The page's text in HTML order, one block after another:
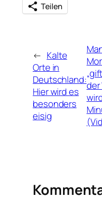
Teilen
← Kalte
Orte in
Deutschland:
Hier wird es
besonders
eisig
der